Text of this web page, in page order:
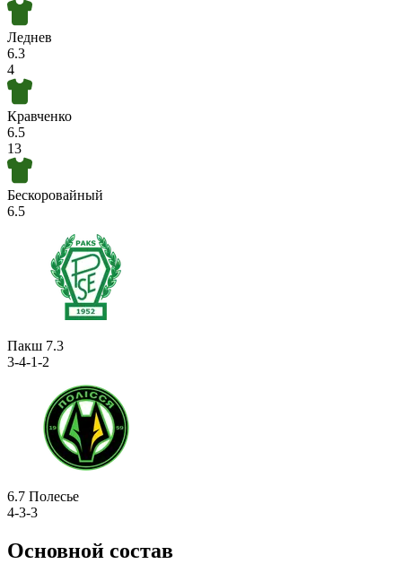
Леднев
6.3
4
Кравченко
6.5
13
Бескоровайный
6.5
Пакш 7.3
3-4-1-2
6.7 Полесье
4-3-3
Основной состав